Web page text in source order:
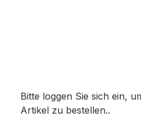
Bitte loggen Sie sich ein,
Artikel zu bestellen..